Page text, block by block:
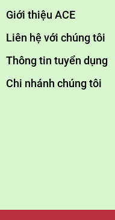
Giới thiệu ACE
Liên hệ với chúng tôi
Thông tin tuyển dụng
Chi nhánh chúng tôi